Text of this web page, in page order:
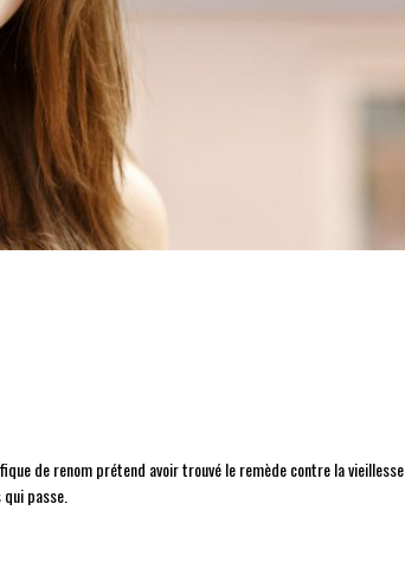
de renom prétend avoir trouvé le remède contre la vieillesse.
passe.